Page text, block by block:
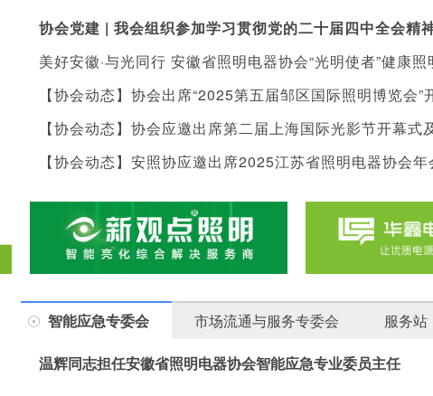
李厚宏：扎根金寨 服务全球 许平生 | 灯具，我的幸福事业 王彬| 安徽商业照
协会党建 | 我会组织参加学习贯彻党的二十届四中全会精
美好安徽·与光同行 安徽省照明电器协会“光明使者”健康
县城北镇陈营村小学捐赠价值十万元护眼灯具
【协会动态】协会出席“2025第五届邹区国际照明博览会”
【协会动态】协会应邀出席第二届上海国际光影节开幕式
会【协会动态】安照协应邀出席2025江苏省照明电器协会年
智能应急专委会 市场流通与服务专委会 服务站
温辉同志担任安徽省照明电器协会智能应急专业委员主任